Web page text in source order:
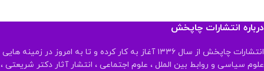
درباره انتشارات چاپخش
انتشارات چاپخش از سال ۱۳۳۶ آغاز به کار کرده و تا به امروز در زمینه هایی
علوم سیاسی و روابط بین الملل ، علوم اجتماعی ، انتشار آثار دکتر شریعتی ،